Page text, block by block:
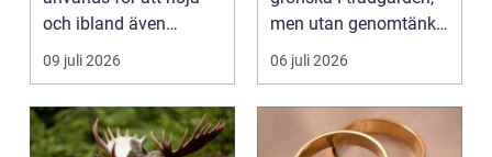
och ibland även
positionera tunga
objekt, so...
09 juli 2026
men utan genomtänkt
beskärning blir de...
06 juli 2026